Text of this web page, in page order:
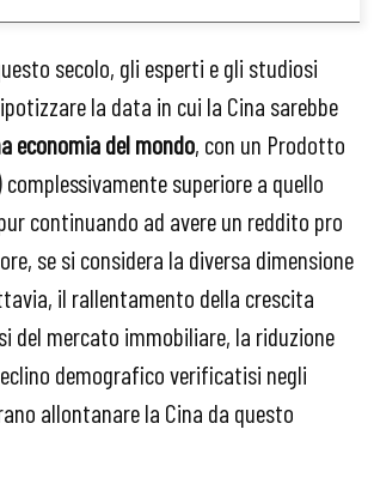
secolo, gli esperti e gli studiosi
la data in cui la Cina sarebbe
economia del mondo, con un Prodotto
superiore a quello
continuando ad avere un reddito pro
se si considera la diversa dimensione
il rallentamento della crescita
del mercato immobiliare, la riduzione
demografico verificatisi negli
allontanare la Cina da questo